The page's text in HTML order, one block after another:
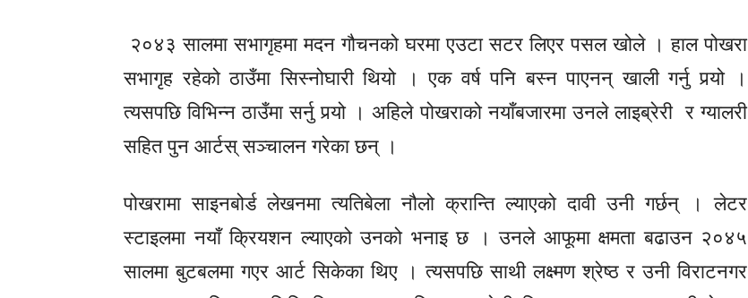
२०४३ सालमा सभागृहमा मदन गौचनको घरमा एउटा सटर लिएर पसल खोले । हाल पोखरा
सभागृह रहेको ठाउँमा सिस्नोघारी थियो । एक वर्ष पनि बस्न पाएनन् खाली गर्नु पर्‍यो ।
त्यसपछि विभिन्न ठाउँमा सर्नु पर्‍यो । अहिले पोखराको नयाँबजारमा उनले लाइब्रेरी र ग्यालरी
सहित पुन आर्टस् सञ्चालन गरेका छन् ।
पोखरामा साइनबोर्ड लेखनमा त्यतिबेला नौलो क्रान्ति ल्याएको दावी उनी गर्छन् । लेटर
स्टाइलमा नयाँ क्रियशन ल्याएको उनको भनाइ छ । उनले आफूमा क्षमता बढाउन २०४५
सालमा बुटबलमा गएर आर्ट सिकेका थिए । त्यसपछि साथी लक्ष्मण श्रेष्ठ र उनी विराटनगर